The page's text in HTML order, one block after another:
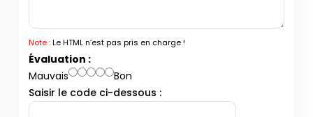
Note :Le HTML n’est pas pris en charge !
Évaluation :
Mauvais
Bon
Saisir le code ci-dessous :